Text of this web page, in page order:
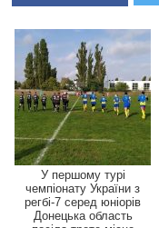
У першому турі
чемпіонату України з
регбі-7 серед юніорів
Донецька область